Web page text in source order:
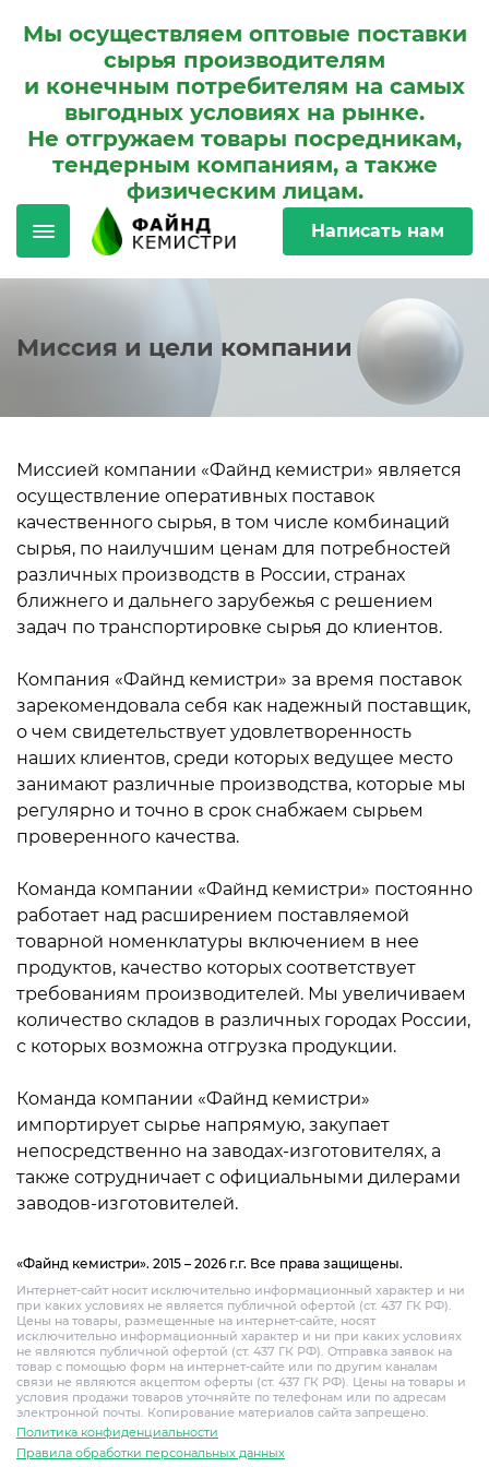
Мы осуществляем оптовые поставки
сырья производителям
и конечным потребителям на самых
выгодных условиях на рынке.
Не отгружаем товары посредникам,
тендерным компаниям, а также
физическим лицам.
Написать нам
Миссия и цели компании
Миссией компании «Файнд кемистри» является
осуществление оперативных поставок
качественного сырья, в том числе комбинаций
сырья, по наилучшим ценам для потребностей
различных производств в России, странах
ближнего и дальнего зарубежья с решением
задач по транспортировке сырья до клиентов.
Компания «Файнд кемистри» за время поставок
зарекомендовала себя как надежный поставщик,
о чем свидетельствует удовлетворенность
наших клиентов, среди которых ведущее место
занимают различные производства, которые мы
регулярно и точно в срок снабжаем сырьем
проверенного качества.
Команда компании «Файнд кемистри» постоянно
работает над расширением поставляемой
товарной номенклатуры включением в нее
продуктов, качество которых соответствует
требованиям производителей. Мы увеличиваем
количество складов в различных городах России,
с которых возможна отгрузка продукции.
Команда компании «Файнд кемистри»
импортирует сырье напрямую, закупает
непосредственно на заводах-изготовителях, а
также сотрудничает с официальными дилерами
заводов-изготовителей.
«Файнд кемистри». 2015 – 2026 г.г. Все права защищены.
Интернет-сайт носит исключительно информационный характер и ни
при каких условиях не является публичной офертой (ст. 437 ГК РФ).
Цены на товары, размещенные на интернет-сайте, носят
исключительно информационный характер и ни при каких условиях
не являются публичной офертой (ст. 437 ГК РФ). Отправка заявок на
товар с помощью форм на интернет-сайте или по другим каналам
связи не являются акцептом оферты (ст. 437 ГК РФ). Цены на товары и
условия продажи товаров уточняйте по телефонам или по адресам
электронной почты. Копирование материалов сайта запрещено.
Политика конфиденциальности
Правила обработки персональных данных